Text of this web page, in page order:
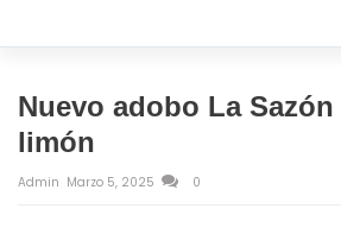
Nuevo adobo La
limón
Admin Marzo 5, 2025 0